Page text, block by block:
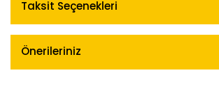
Taksit Seçenekleri
Önerileriniz